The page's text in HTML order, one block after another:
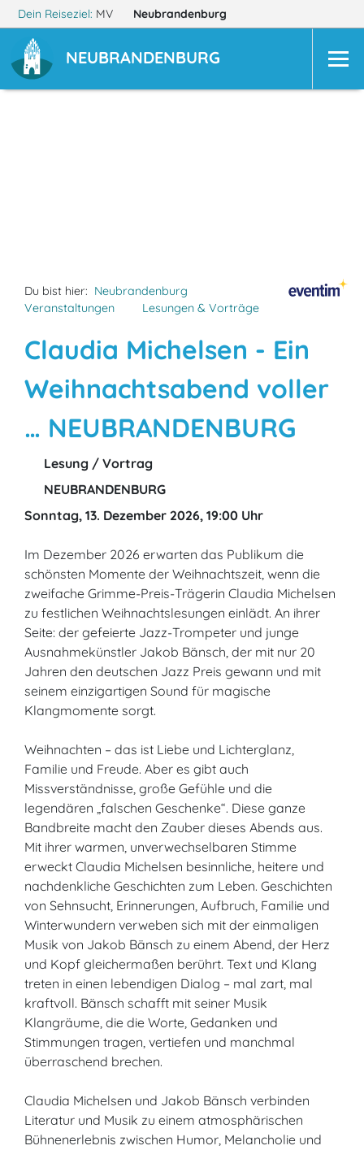
Dein Reiseziel: MV Neubrandenburg
NEUBRANDENBURG
Du bist hier: Neubrandenburg
Veranstaltungen
Lesungen & Vorträge
Claudia Michelsen - Ein
Weihnachtsabend voller
… NEUBRANDENBURG
Lesung / Vortrag
NEUBRANDENBURG
Sonntag, 13. Dezember 2026, 19:00 Uhr
Im Dezember 2026 erwarten das Publikum die
schönsten Momente der Weihnachtszeit, wenn die
zweifache Grimme-Preis-Trägerin Claudia Michelsen
zu festlichen Weihnachtslesungen einlädt. An ihrer
Seite: der gefeierte Jazz-Trompeter und junge
Ausnahmekünstler Jakob Bänsch, der mit nur 20
Jahren den deutschen Jazz Preis gewann und mit
seinem einzigartigen Sound für magische
Klangmomente sorgt.
Weihnachten – das ist Liebe und Lichterglanz,
Familie und Freude. Aber es gibt auch
Missverständnisse, große Gefühle und die
legendären „falschen Geschenke“. Diese ganze
Bandbreite macht den Zauber dieses Abends aus.
Mit ihrer warmen, unverwechselbaren Stimme
erweckt Claudia Michelsen besinnliche, heitere und
nachdenkliche Geschichten zum Leben. Geschichten
von Sehnsucht, Erinnerungen, Aufbruch, Familie und
Winterwundern verweben sich mit der einmaligen
Musik von Jakob Bänsch zu einem Abend, der Herz
und Kopf gleichermaßen berührt. Text und Klang
treten in einen lebendigen Dialog – mal zart, mal
kraftvoll. Bänsch schafft mit seiner Musik
Klangräume, die die Worte, Gedanken und
Stimmungen tragen, vertiefen und manchmal
überraschend brechen.
Claudia Michelsen und Jakob Bänsch verbinden
Literatur und Musik zu einem atmosphärischen
Bühnenerlebnis zwischen Humor, Melancholie und